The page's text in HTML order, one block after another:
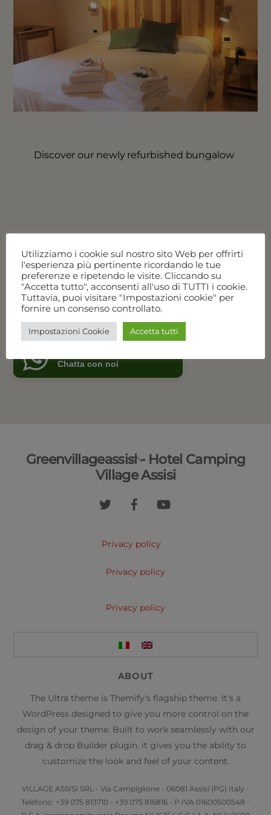
Discover our newly refurbished bungalow
Vedi tutte le offerte
Disponibilità e prezzi
Chiama per prenotare
Chatta con noi
Back
To
Greenvillageassisi - Hotel Camping
Village Assisi
Privacy policy
Privacy policy
Privacy policy
ABOUT
The Ultra theme is Themify's flagship theme. It's a
WordPress designed to give you more control on the
design of your theme. Built to work seamlessly with our
drag & drop Builder plugin, it gives you the ability to
customize the look and feel of your content.
VILLAGE ASSISI SRL - Via Campiglione - 06081 Assisi (PG) Italy -
Telefono: +39 075 813710 - +39 075 816816 - P.IVA 01600500548 -
Utilizziamo i cookie sul nostro sito Web per offrirti
l'esperienza più pertinente ricordando le tue
preferenze e ripetendo le visite. Cliccando su
"Accetta tutto", acconsenti all'uso di TUTTI i cookie.
Tuttavia, puoi visitare "Impostazioni cookie" per
fornire un consenso controllato.
Impostazioni Cookie Accetta tutti